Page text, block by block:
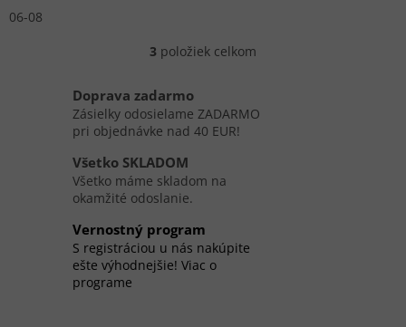
06-08
O
á
d
i
r
v
k
3 položiek celkom
Doprava zadarmo
Zásielky odosielame ZADARMO
pri objednávke nad 40 EUR!
Všetko SKLADOM
Všetko máme skladom na
okamžité odoslanie.
Vernostný program
S registráciou u nás nakúpite
ešte výhodnejšie! Viac o
programe